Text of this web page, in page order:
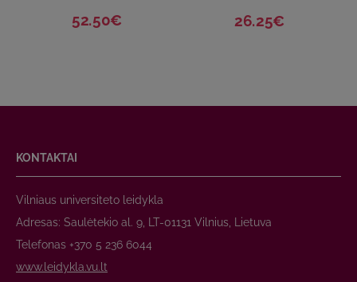
52.50€ 26.25€
KONTAKTAI
Vilniaus universiteto leidykla
Adresas: Saulėtekio al. 9, LT-01131 Vilnius, Lietuva
Telefonas +370 5 236 6044
www.leidykla.vu.lt